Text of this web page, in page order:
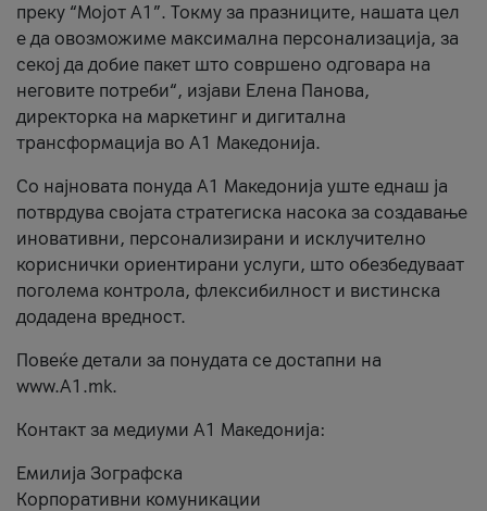
преку “Мојот А1”. Токму за празниците, нашата цел
е да овозможиме максимална персонализација, за
секој да добие пакет што совршено одговара на
неговите потреби“, изјави Елена Панова,
директорка на маркетинг и дигитална
трансформација во А1 Македонија.
Со најновата понуда А1 Македонија уште еднаш ја
потврдува својата стратегиска насока за создавање
иновативни, персонализирани и исклучително
кориснички ориентирани услуги, што обезбедуваат
поголема контрола, флексибилност и вистинска
додадена вредност.
Повеќе детали за понудата се достапни на
www.А1.mk.
Контакт за медиуми А1 Македонија:
Емилија Зографска
Корпоративни комуникации